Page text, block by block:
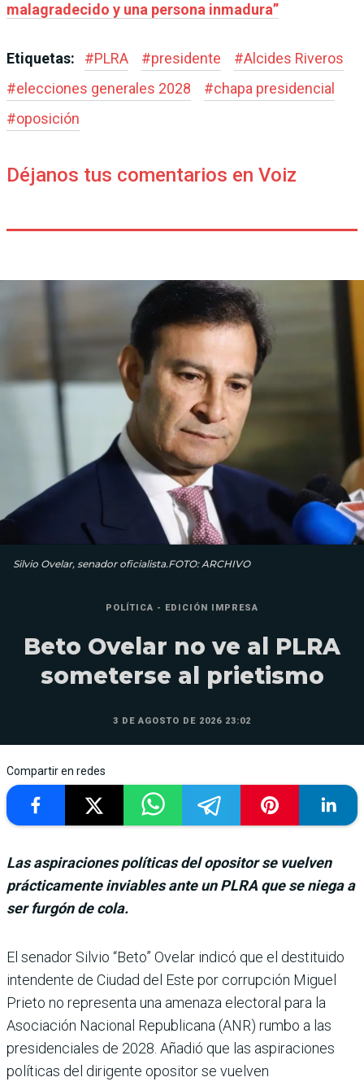
malagradecido y una persona inmadura”
Etiquetas: #PLRA #presidente #Alcides Riveros
#elecciones generales 2028 #chapa presidencial
#oposición
Déjanos tus comentarios en Voiz
Silvio Ovelar, senador oficialista.FOTO: ARCHIVO
POLÍTICA - EDICIÓN IMPRESA
Beto Ovelar no ve al PLRA
someterse al prietismo
3 DE AGOSTO DE 2026 23:02
Compartir en redes
Las aspiraciones políticas del opositor se vuelven
prácticamente inviables ante un PLRA que se niega a
ser furgón de cola.
El senador Silvio “Beto” Ovelar indicó que el destituido
inten­dente de Ciudad del Este por corrupción Miguel
Prieto no representa una amenaza elec­toral para la
Asociación Nacio­nal Republicana (ANR) rumbo a las
presidenciales de 2028. Añadió que las aspiraciones
políticas del dirigente oposi­tor se vuelven